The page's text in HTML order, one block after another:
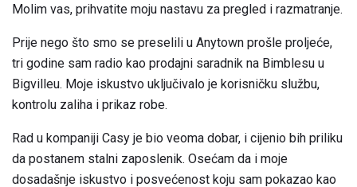
Molim vas, prihvatite moju nastavu za pregled i razmatranje.
Prije nego što smo se preselili u Anytown prošle proljeće,
tri godine sam radio kao prodajni saradnik na Bimblesu u
Bigvilleu. Moje iskustvo uključivalo je korisničku službu,
kontrolu zaliha i prikaz robe.
Rad u kompaniji Casy je bio veoma dobar, i cijenio bih priliku
da postanem stalni zaposlenik. Osećam da i moje
dosadašnje iskustvo i posvećenost koju sam pokazao kao